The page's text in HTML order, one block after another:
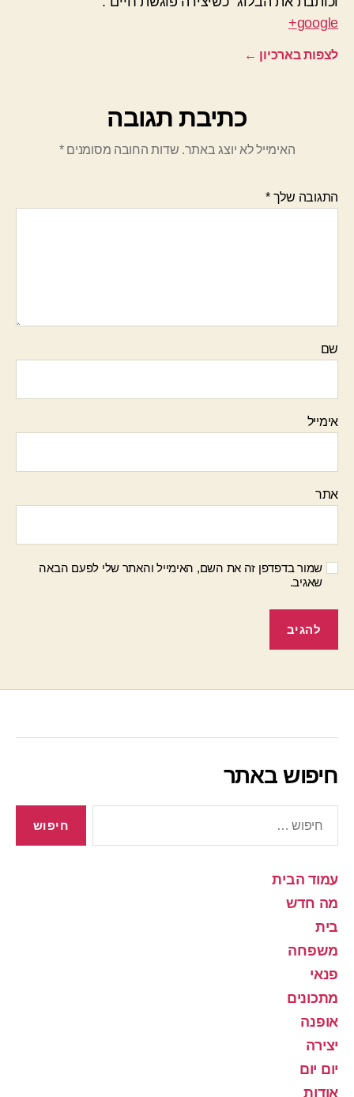
google+
לצפות בארכיון ←
כתיבת תגובה
האימייל לא יוצג באתר. שדות החובה מסומנים*
התגובה שלך*
שם
אימייל
אתר
שמור בדפדפן זה את השם, האימייל והאתר שלי לפעם הבאה
שאגיב.
חיפוש באתר
עמוד הבית
מה חדש
בית
משפחה
פנאי
מתכונים
אופנה
יצירה
יום יום
אודות